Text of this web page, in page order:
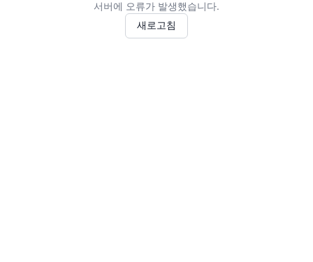
서버에 오류가 발생했습니다.
새로고침